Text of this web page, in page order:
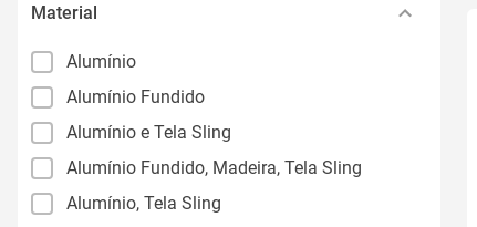
Material
Alumínio
Alumínio Fundido
Alumínio e Tela Sling
Alumínio Fundido, Madeira, Tela Sling
Alumínio, Tela Sling